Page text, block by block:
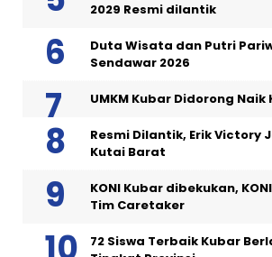
2029 Resmi dilantik
Duta Wisata dan Putri
Sendawar 2026
UMKM Kubar Didorong Naik
Resmi Dilantik, Erik Victory
Kutai Barat
KONI Kubar dibekukan,
Tim Caretaker
72 Siswa Terbaik Kubar